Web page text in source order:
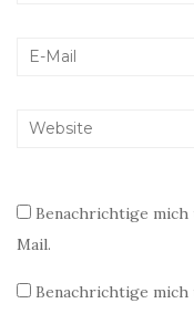
Benachrichtige mich
Mail.
Benachrichtige mich